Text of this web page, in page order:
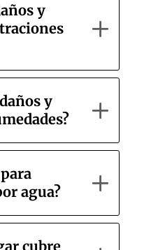
y
y
agua?
cubre